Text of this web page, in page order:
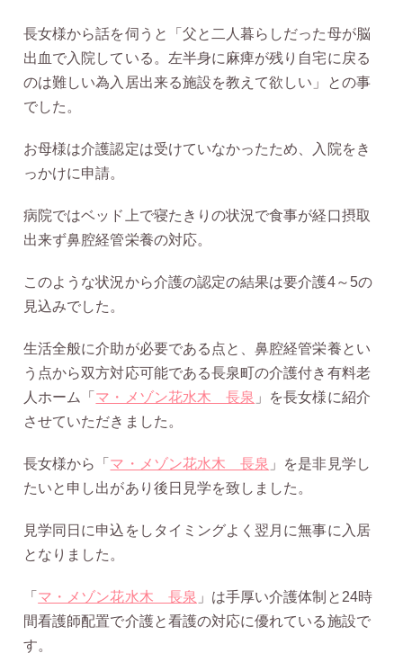
長女様から話を伺うと「父と二人暮らしだった母が脳
出血で入院している。左半身に麻痺が残り自宅に戻る
のは難しい為入居出来る施設を教えて欲しい」との事
でした。
お母様は介護認定は受けていなかったため、入院をき
っかけに申請。
病院ではベッド上で寝たきりの状況で食事が経口摂取
出来ず鼻腔経管栄養の対応。
このような状況から介護の認定の結果は要介護4～5の
見込みでした。
生活全般に介助が必要である点と、鼻腔経管栄養とい
う点から双方対応可能である長泉町の介護付き有料老
人ホーム「 マ・メゾン花水木 長泉 」を長女様に紹介
させていただきました。
長女様から「 マ・メゾン花水木 長泉 」を是非見学し
たいと申し出があり後日見学を致しました。
見学同日に申込をしタイミングよく翌月に無事に入居
となりました。
「 マ・メゾン花水木 長泉 」は手厚い介護体制と24時
間看護師配置で介護と看護の対応に優れている施設で
す。